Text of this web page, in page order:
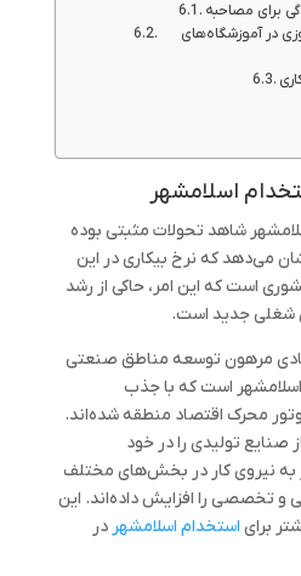
برای مصاحبه
در آموزشگاه‌های
اسلامشهر
شاهد تحولات مثبتی بوده
می‌دهد که نرخ بیکاری در این
است که این امر، حاکی از رشد
شغلی جدید است.
مرهون توسعه مناطق صنعتی
است که با جذب
محرک اقتصاد منطقه شده‌اند.
تولیدی را در خود
به نیروی کار در بخش‌های مختلف
و تخصصی را افزایش داده‌اند. این
برای استخدام اسلامشهر در